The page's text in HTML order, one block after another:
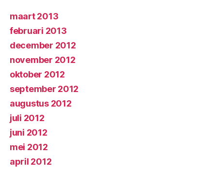
maart 2013
februari 2013
december 2012
november 2012
oktober 2012
september 2012
augustus 2012
juli 2012
juni 2012
mei 2012
april 2012